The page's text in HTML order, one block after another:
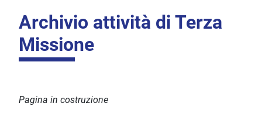
Archivio attività di Terza
Missione
Pagina in costruzione